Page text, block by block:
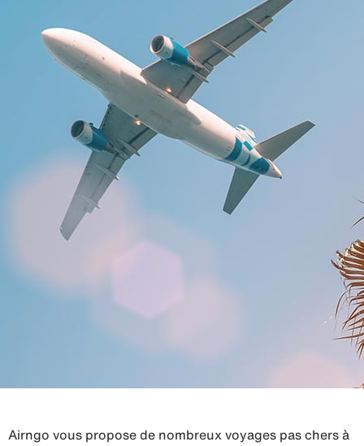
Airngo vous propose de nombreux voyages pas chers à